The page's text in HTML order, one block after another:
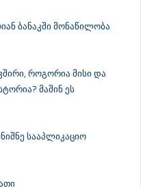
ბანაკში მონაწილობა
როგორია მისი და
მაშინ ეს
სააპლიკაციო